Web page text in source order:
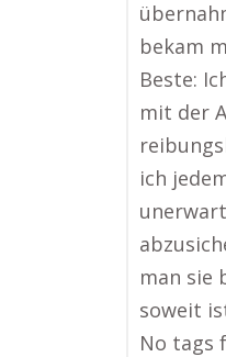
bekam
Beste:
mit der
ich
man sie
soweit
No tags